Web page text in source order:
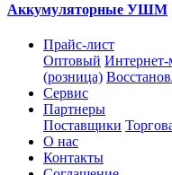
Аккумуляторные УШМ
Прайс-лист
Оптовый Интернет-
(розница)
Сервис
Партнеры
Поставщики
О нас
Контакты